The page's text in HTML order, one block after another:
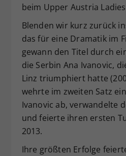
beim Upper Austria
Blenden wir kurz zurück
das für eine Dramatik im
gewann den Titel durch
die Serbin Ana Ivanovic,
Linz triumphiert hatte
wehrte im zweiten Satz
Ivanovic ab, verwandelte
und feierte ihren ersten
2013.
Ihre größten Erfolge